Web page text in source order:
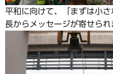
平和に向けて、「まずは小
長からメッセージが寄せられ